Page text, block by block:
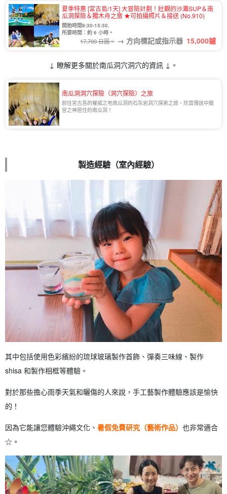
夏季特惠 [宮古島/1天] 大冒險計劃！壯觀的沙灘SUP＆南
瓜洞探險＆獨木舟之旅 ★可拍攝照片＆接送 (No.910)
開始時間9:30-15:30.
所要時間：約 6 小時。
17,700 日圓。 → 方向標記或指示器 15,000鑢
↓ 瞭解更多關於南瓜洞穴洞穴的資訊 ↓。
南瓜洞洞穴探險（洞穴探險）之旅
前往宮古島的權威之地南瓜洞的石灰岩洞穴探索之旅。欣賞傳說中龍
宮之神居住的南瓜洞！
製造經驗（室內經驗）
其中包括使用色彩繽紛的琉球玻璃製作首飾、彈奏三味線、製作
shisa 和製作相框等體驗。
對於那些擔心雨季天氣和曬傷的人來說，手工藝製作體驗應該是愉快
的！
因為它能讓您體驗沖繩文化、 暑假免費研究（藝術作品） 也非常適合
☆。